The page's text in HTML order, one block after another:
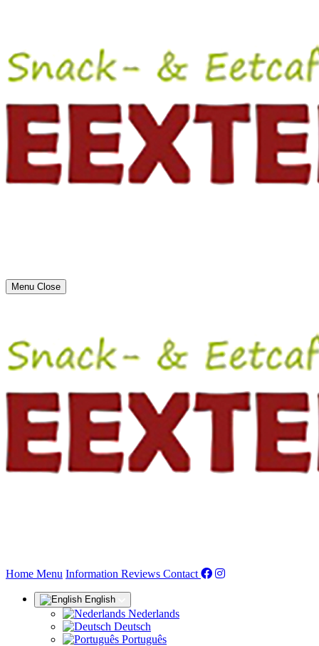
Menu Close
Home (current)
Menu Information Reviews Contact
English
Nederlands
Deutsch
Português